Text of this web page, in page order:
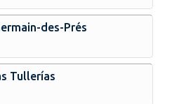
des-Prés
Tullerías